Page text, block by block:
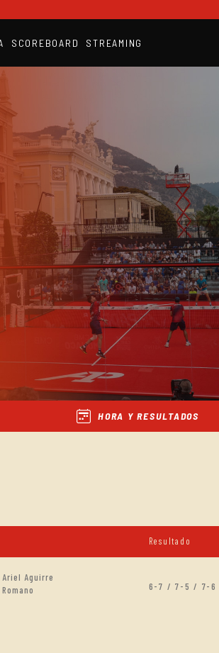
SCOREBOARD STREAMING
HORA Y RESULTADOS
Resultado
Ariel Aguirre
6-7 / 7-5 / 7-6